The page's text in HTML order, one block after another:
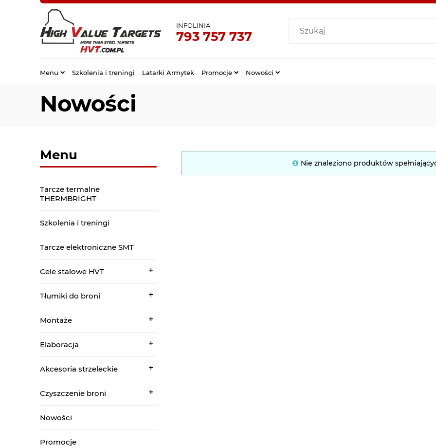
INFOLINIA
793 757 737
Menu Szkolenia i treningi Latarki Armytek Promocje Nowości
Nowości
Menu
Tarcze termalne
THERMBRIGHT
Szkolenia i treningi
Tarcze elektroniczne SMT
Cele stalowe HVT
Tłumiki do broni
Montaże
Elaboracja
Akcesoria strzeleckie
Czyszczenie broni
Nowości
Promocje
Nie znaleziono produktów